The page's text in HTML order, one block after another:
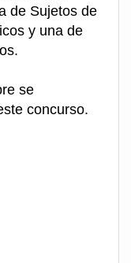
de Sujetos de
y una de
se
concurso.